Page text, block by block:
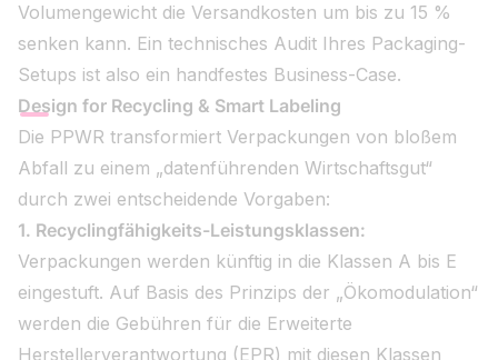
Volumengewicht die Versandkosten um bis zu 15 %
senken kann. Ein technisches Audit Ihres Packaging-
Setups ist also ein handfestes Business-Case.
Design for Recycling & Smart Labeling
Die PPWR transformiert Verpackungen von bloßem
Abfall zu einem „datenführenden Wirtschaftsgut“
durch zwei entscheidende Vorgaben:
1. Recyclingfähigkeits-Leistungsklassen:
Verpackungen werden künftig in die Klassen A bis E
eingestuft. Auf Basis des Prinzips der „Ökomodulation“
werden die Gebühren für die Erweiterte
Herstellerverantwortung (EPR) mit diesen Klassen